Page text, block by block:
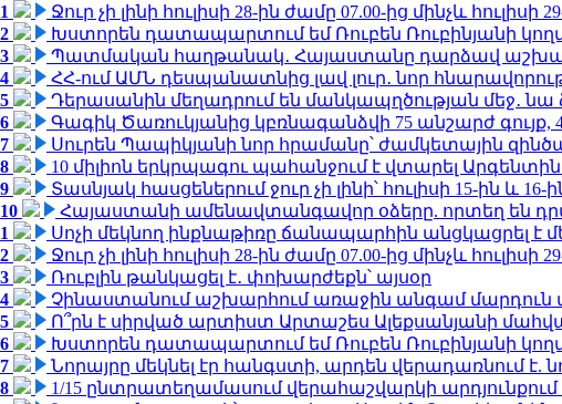
1
Ջուր չի լինի հուլիսի 28-ին ժամը 07.00-ից մինչև հուլիսի
2
Խստորեն դատապարտում եմ Ռուբեն Ռուբինյանի
3
Պատմական հաղթանակ․ Հայաստանը դարձավ
4
ՀՀ-ում ԱՄՆ դեսպանատնից լավ լուր․ նոր
5
Դերասանին մեղադրում են մանկապղծության մեջ․ նա
6
Գագիկ Ծառուկյանից կբռնագանձվի 75 անշարժ գույք,
7
Սուրեն Պապիկյանի նոր հրամանը՝ ժամկետային
8
10 միլիոն երկրպագու պահանջում է վտարել
9
Տասնյակ հասցեներում ջուր չի լինի՝ հուլիսի 15-ին և 16-
10
Հայաստանի ամենավտանգավոր օձերը. որտեղ են
1
Սոչի մեկնող ինքնաթիռը ճանապարհին անցկացրել է
2
Ջուր չի լինի հուլիսի 28-ին ժամը 07.00-ից մինչև հուլիսի
3
Ռուբլին թանկացել է․ փոխարժեքն՝ այսօր
4
Չինաստանում աշխարհում առաջին անգամ
5
Ո՞րն է սիրված արտիստ Արտաշես Ալեքսանյանի
6
Խստորեն դատապարտում եմ Ռուբեն Ռուբինյանի
7
Նորայրը մեկնել էր հանգստի, արդեն վերադառնում
8
1/15 ընտրատեղամասում վերահաշվարկի արդյունքում